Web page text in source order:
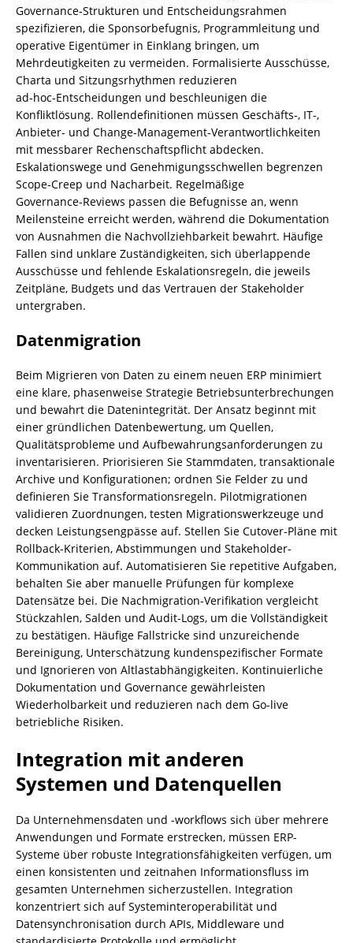
Governance‑Strukturen und Entscheidungsrahmen
spezifizieren, die Sponsorbefugnis, Programmleitung und
operative Eigentümer in Einklang bringen, um
Mehrdeutigkeiten zu vermeiden. Formalisierte Ausschüsse,
Charta und Sitzungsrhythmen reduzieren
ad‑hoc‑Entscheidungen und beschleunigen die
Konfliktlösung. Rollendefinitionen müssen Geschäfts-, IT-,
Anbieter‑ und Change‑Management‑Verantwortlichkeiten
mit messbarer Rechenschaftspflicht abdecken.
Eskalationswege und Genehmigungsschwellen begrenzen
Scope‑Creep und Nacharbeit. Regelmäßige
Governance‑Reviews passen die Befugnisse an, wenn
Meilensteine erreicht werden, während die Dokumentation
von Ausnahmen die Nachvollziehbarkeit bewahrt. Häufige
Fallen sind unklare Zuständigkeiten, sich überlappende
Ausschüsse und fehlende Eskalationsregeln, die jeweils
Zeitpläne, Budgets und das Vertrauen der Stakeholder
untergraben.
Datenmigration
Beim Migrieren von Daten zu einem neuen ERP minimiert
eine klare, phasenweise Strategie Betriebsunterbrechungen
und bewahrt die Datenintegrität. Der Ansatz beginnt mit
einer gründlichen Datenbewertung, um Quellen,
Qualitätsprobleme und Aufbewahrungsanforderungen zu
inventarisieren. Priorisieren Sie Stammdaten, transaktionale
Archive und Konfigurationen; ordnen Sie Felder zu und
definieren Sie Transformationsregeln. Pilotmigrationen
validieren Zuordnungen, testen Migrationswerkzeuge und
decken Leistungsengpässe auf. Stellen Sie Cutover-Pläne mit
Rollback-Kriterien, Abstimmungen und Stakeholder-
Kommunikation auf. Automatisieren Sie repetitive Aufgaben,
behalten Sie aber manuelle Prüfungen für komplexe
Datensätze bei. Die Nachmigration-Verifikation vergleicht
Stückzahlen, Salden und Audit-Logs, um die Vollständigkeit
zu bestätigen. Häufige Fallstricke sind unzureichende
Bereinigung, Unterschätzung kundenspezifischer Formate
und Ignorieren von Altlastabhängigkeiten. Kontinuierliche
Dokumentation und Governance gewährleisten
Wiederholbarkeit und reduzieren nach dem Go-live
betriebliche Risiken.
Integration mit anderen
Systemen und Datenquellen
Da Unternehmensdaten und -workflows sich über mehrere
Anwendungen und Formate erstrecken, müssen ERP-
Systeme über robuste Integrationsfähigkeiten verfügen, um
einen konsistenten und zeitnahen Informationsfluss im
gesamten Unternehmen sicherzustellen. Integration
konzentriert sich auf Systeminteroperabilität und
Datensynchronisation durch APIs, Middleware und